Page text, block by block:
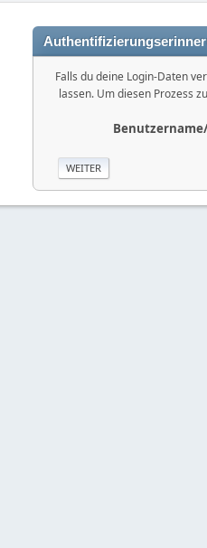
Falls du deine Login-Daten
lassen. Um diesen Prozess